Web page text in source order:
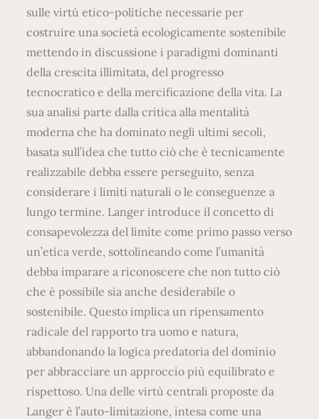
sulle virtù etico-politiche necessarie per
costruire una società ecologicamente sostenibile
mettendo in discussione i paradigmi dominanti
della crescita illimitata, del progresso
tecnocratico e della mercificazione della vita. La
sua analisi parte dalla critica alla mentalità
moderna che ha dominato negli ultimi secoli,
basata sull’idea che tutto ciò che è tecnicamente
realizzabile debba essere perseguito, senza
considerare i limiti naturali o le conseguenze a
lungo termine. Langer introduce il concetto di
consapevolezza del limite come primo passo verso
un’etica verde, sottolineando come l’umanità
debba imparare a riconoscere che non tutto ciò
che è possibile sia anche desiderabile o
sostenibile. Questo implica un ripensamento
radicale del rapporto tra uomo e natura,
abbandonando la logica predatoria del dominio
per abbracciare un approccio più equilibrato e
rispettoso. Una delle virtù centrali proposte da
Langer è l’auto-limitazione, intesa come una